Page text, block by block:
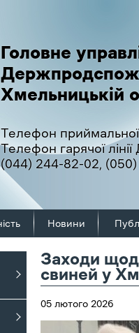
Головне
Хмельницькій
Телефон
Телефон гарячої
(044) 244-82-02,
Новини
Заходи
свиней у
05 лютого 2026